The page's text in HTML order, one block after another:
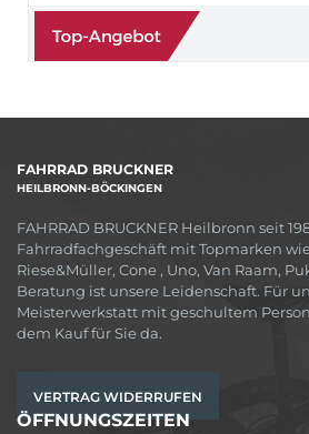
FAHRRAD BRUCKNER
HEILBRONN-BÖCKINGEN
FAHRRAD BRUCKNER Heilbronn seit
Fahrradfachgeschäft mit Topmarken
Riese&Müller, Cone , Uno, Van Raam,
Beratung ist unsere Leidenschaft. Für
Meisterwerkstatt mit geschultem
dem Kauf für Sie da.
VERTRAG WIDERRUFEN
ÖFFNUNGSZEITEN